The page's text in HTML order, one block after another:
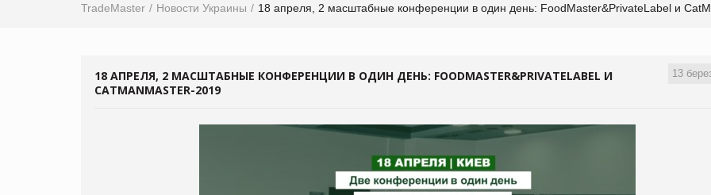
TradeMaster Новости Украины 18 апреля, 2 масштабные конференции в один день: FoodMaster&PrivateLabel и
13
18 АПРЕЛЯ, 2 МАСШТАБНЫЕ КОНФЕРЕНЦИИ В ОДИН ДЕНЬ: FOODMASTER&PRIVATELABEL И
CATMANMASTER-2019